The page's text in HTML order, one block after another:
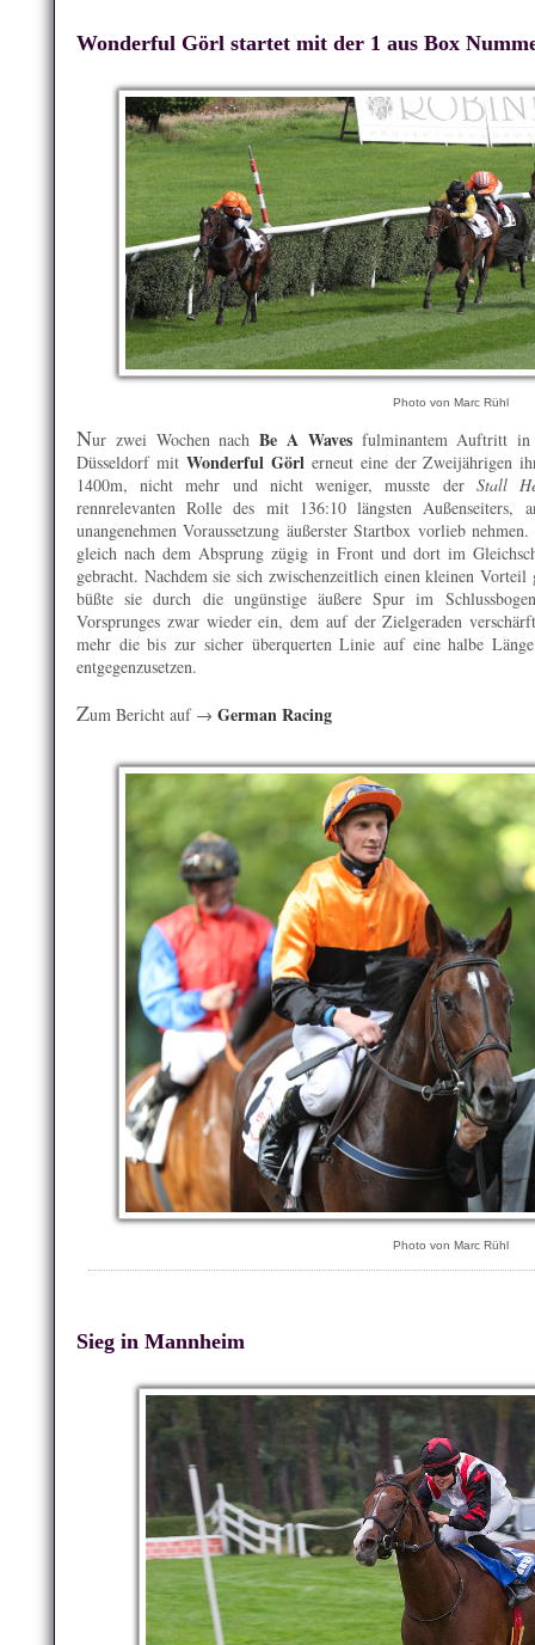
Wonderful Görl startet mit der 1 aus Box
Photo von Marc Rühl
Nur zwei Wochen nachBe A Wavesfulminantem Auftritt in
Düsseldorf mit Wonderful Görlerneut eine der Zweijährigen
1400m, nicht mehr und nicht weniger, musste der Stall
rennrelevanten Rolle des mit 136:10 längsten Außenseiters,
unangenehmen Voraussetzung äußerster Startbox vorlieb
gleich nach dem Absprung zügig in Front und dort im
gebracht. Nachdem sie sich zwischenzeitlich einen kleinen
büßte sie durch die ungünstige äußere Spur im
Vorsprunges zwar wieder ein, dem auf der Zielgeraden
mehr die bis zur sicher überquerten Linie auf eine halbe
entgegenzusetzen.
Zum Bericht auf → German Racing
Photo von Marc Rühl
Sieg in Mannheim